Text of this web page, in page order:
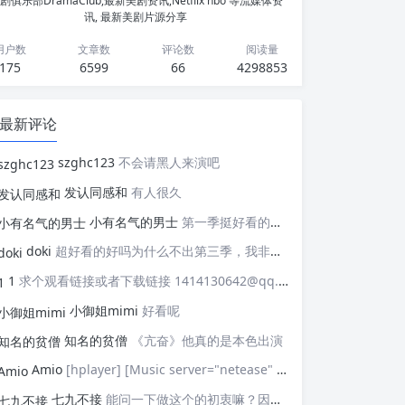
讯, 最新美剧片源分享
户数 文章数
6599
评论数
66
阅读量
4298853
最新评论
szghc123 不会请黑人来演吧
发认同感和 有人很久
小有名气的男士 第一季挺好看的，天天等着更新，应该接着拍第二季，这个剧情拍个四季应该是没有问题的，期待
doki 超好看的好吗为什么不出第三季，我非常喜欢这部剧
1 求个观看链接或者下载链接 1414130642@qq.com
小御姐mimi 好看呢
知名的贫僧
《亢奋》他真的是本色出演
Amio [hplayer] [Music server="netease" id="" type=""/] [/hplayer] 试试
七九不接 能问一下做这个的初衷嘛？因为真的有被触动到